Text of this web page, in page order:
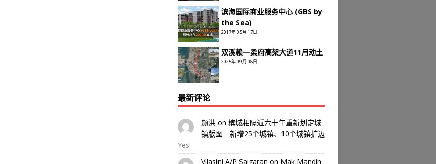
滨海国际商业服务中心 (GBS by
the Sea)
2017年 05月 17日
双溪赖—柔府高架大道11月动土
2025年 09月 08日
最新评论
颜洪 on 槟城相隔近六十年重新划定城
镇版图 新增25个城镇、10个城镇扩边
Yes!
Vilasini A/P Saigaran on Mak Mandin